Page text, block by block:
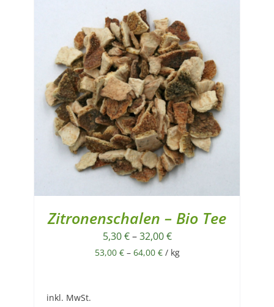
Zitronenschalen – Bio Tee
5,30€–32,00€
53,00 €– 64,00 €/ kg
inkl. MwSt.